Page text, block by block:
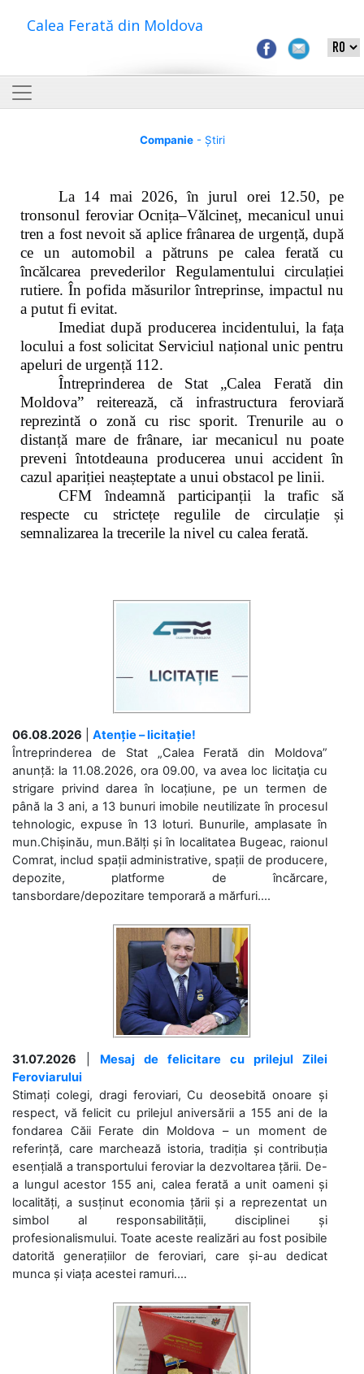
Calea Ferată din Moldova
Companie- Știri
La 14 mai 2026, în jurul orei 12.50, pe
tronsonul feroviar Ocnița–Vălcineț, mecanicul unui
tren a fost nevoit să aplice frânarea de urgență, după
ce un automobil a pătruns pe calea ferată cu
încălcarea prevederilor Regulamentului circulației
rutiere. În pofida măsurilor întreprinse, impactul nu
a putut fi evitat.
Imediat după producerea incidentului, la fața
locului a fost solicitat Serviciul național unic pentru
apeluri de urgență 112.
Întreprinderea de Stat „Calea Ferată din
Moldova” reiterează, că infrastructura feroviară
reprezintă o zonă cu risc sporit. Trenurile au o
distanță mare de frânare, iar mecanicul nu poate
preveni întotdeauna producerea unui accident în
cazul apariției neașteptate a unui obstacol pe linii.
CFM îndeamnă participanții la trafic să
respecte cu strictețe regulile de circulație și
semnalizarea la trecerile la nivel cu calea ferată.
06.08.2026
Atenție – licitație!
Întreprinderea de Stat „Calea Ferată din Moldova”
anunță: la 11.08.2026, ora 09.00, va avea loc licitaţia cu
strigare privind darea în locațiune, pe un termen de
până la 3 ani, a 13 bunuri imobile neutilizate în procesul
tehnologic, expuse în 13 loturi. Bunurile, amplasate în
mun.Chișinău, mun.Bălți și în localitatea Bugeac, raionul
Comrat, includ spații administrative, spații de producere,
depozite, platforme de încărcare,
tansbordare/depozitare temporară a mărfuri....
31.07.2026
Mesaj de felicitare cu prilejul Zilei
Feroviarului
Stimați colegi, dragi feroviari, Cu deosebită onoare și
respect, vă felicit cu prilejul aniversării a 155 ani de la
fondarea Căii Ferate din Moldova – un moment de
referință, care marchează istoria, tradiția și contribuția
esențială a transportului feroviar la dezvoltarea țării. De-
a lungul acestor 155 ani, calea ferată a unit oameni și
localități, a susținut economia țării și a reprezentat un
simbol al responsabilității, disciplinei și
profesionalismului. Toate aceste realizări au fost posibile
datorită generațiilor de feroviari, care și-au dedicat
munca și viața acestei ramuri....